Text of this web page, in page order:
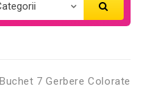
Buchet 7 Gerbere Colorate